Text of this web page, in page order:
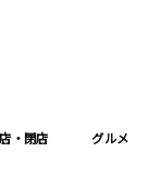
・閉店 グルメ